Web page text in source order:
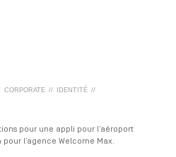
CORPORATE // IDENTITÉ //
pour une appli pour l’aéroport
l’agence Welcome Max.